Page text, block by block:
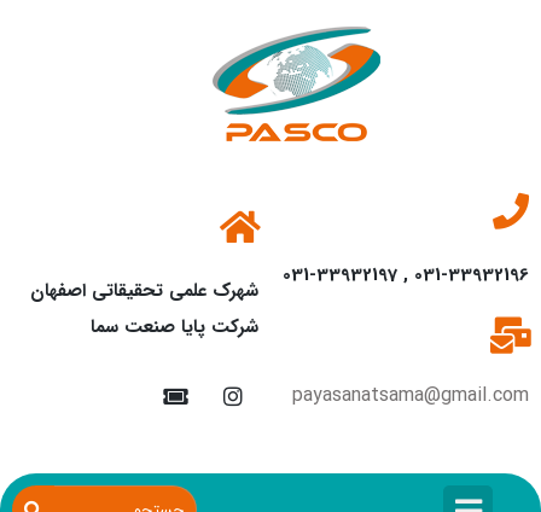
031-33932196 , 031-33932197
payasanatsama@gmail.com
شهرک علمی تحقیقاتی اصفهان
شرکت پایا صنعت سما